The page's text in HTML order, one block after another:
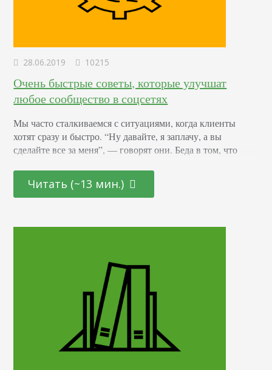
28.06.2019 10215
Очень быстрые советы, которые улучшат
любое сообщество в соцсетях
Мы часто сталкиваемся с ситуациями, когда клиенты
хотят сразу и быстро. “Ну давайте, я заплачу, а вы
сделайте все за меня”, — говорят они. Беда в том, что
результат — рост трафика, продаж, узнаваемости и пр. Но
Читать (~13 мин.)